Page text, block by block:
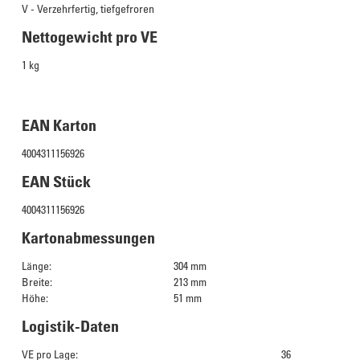
V - Verzehrfertig, tiefgefroren
Nettogewicht pro VE
1 kg
EAN Karton
4004311156926
EAN Stück
4004311156926
Kartonabmessungen
Länge:
304 mm
Breite:
213 mm
Höhe:
51 mm
Logistik-Daten
VE pro Lage: 36